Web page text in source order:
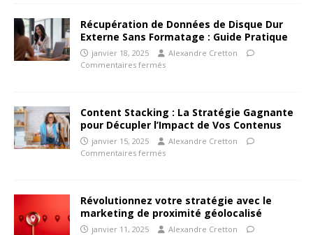
Récupération de Données de Disque Dur
Externe Sans Formatage : Guide Pratique
janvier 18, 2025
Alexandre Cretton
Commentaires fermés
Content Stacking : La Stratégie Gagnante
pour Décupler l’Impact de Vos Contenus
janvier 15, 2025
Alexandre Cretton
Commentaires fermés
Révolutionnez votre stratégie avec le
marketing de proximité géolocalisé
janvier 11, 2025
Alexandre Cretton